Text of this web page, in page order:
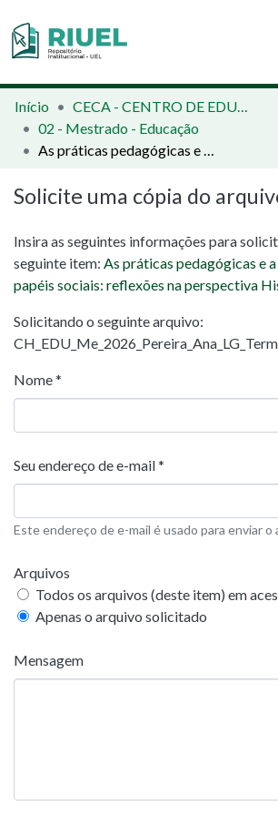
Orientações e Normas
Comunidades e Coleções
Início
CECA - CENTRO DE EDUCAÇÃO, COMUNICAÇÃO E ARTES
02 - Mestrado - Educação
As práticas pedagógicas e a brincadeira de papéis sociais: reflexões na perspectiva Histórico-Cultural
Solicite uma cópia do
Insira as seguintes informações para
seguinte item: As práticas pedagógicas e
papéis sociais: reflexões na perspectiva
Solicitando o seguinte arquivo:
Nome *
Seu endereço de e-mail *
Este endereço de e-mail é usado para enviar o
Arquivos
Todos os arquivos (deste item) em
Apenas o arquivo solicitado
Mensagem